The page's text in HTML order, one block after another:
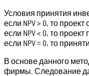
Условия принятия
если NPV > 0, то
если NPV < 0, то
если NPV = 0, то
В основе данного
фирмы. Следование